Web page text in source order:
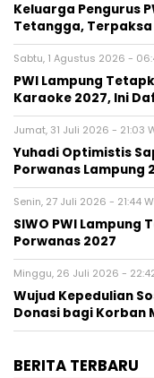
Keluarga Pengurus
Tetangga, Terpaksa
Sabtu, 1 Agustus 2026 -
PWI Lampung
Karaoke 2027, Ini
Jumat, 31 Juli 2026 - 21:03
Yuhadi Optimistis
Porwanas Lampung
Senin, 27 Juli 2026 - 21:44
SIWO PWI Lampung
Porwanas 2027
Minggu, 26 Juli 2026 -
Wujud Kepedulian
Donasi bagi Korban
BERITA TERBARU